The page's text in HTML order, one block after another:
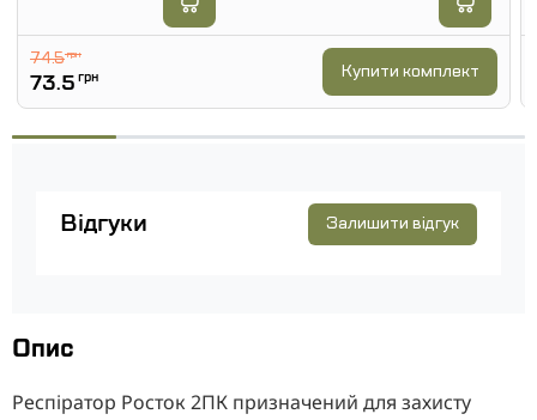
74.5грн
73.5 грн Купити комплект
Відгуки Залишити відгук
Опис
Респіратор Росток 2ПК призначений для захисту